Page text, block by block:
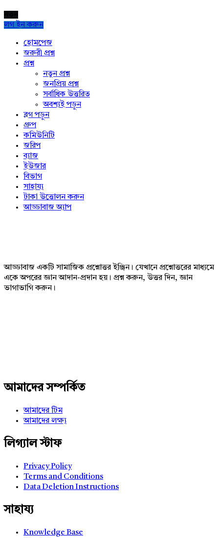
লগ ইন করুন
Exploreহোমপেজ
জরুরী প্রশ্ন
প্রশ্ন
নতুন প্রশ্ন
জনপ্রিয় প্রশ্ন
সর্বাধিক উত্তরিত
অবশ্যই পড়ুন
ব্লগ পড়ুন
গ্রুপ
কমিউনিটি
জরিপ
ব্যাজ
ইউজার
বিভাগ
সাহায্য
টাকা উত্তোলন করুন
আড্ডাবাজ অ্যাপ
আড্ডাবাজ একটি সামাজিক প্রশ্নোত্তর ইঞ্জিন। যেখানে প্রশ্নোত্তরের মাধ্যমে
একে অপরের জ্ঞান আদান-প্রদান হয়। প্রশ্ন করুন, উত্তর দিন, জ্ঞান
ভাগাভাগি করুন।
আমাদের সম্পর্কিত
আমাদের টিম
আমাদের লক্ষ্য
লিগ্যাল স্টাফ
Privacy Policy
Terms and Conditions
Data Deletion Instructions
সাহায্য
Knowledge Base